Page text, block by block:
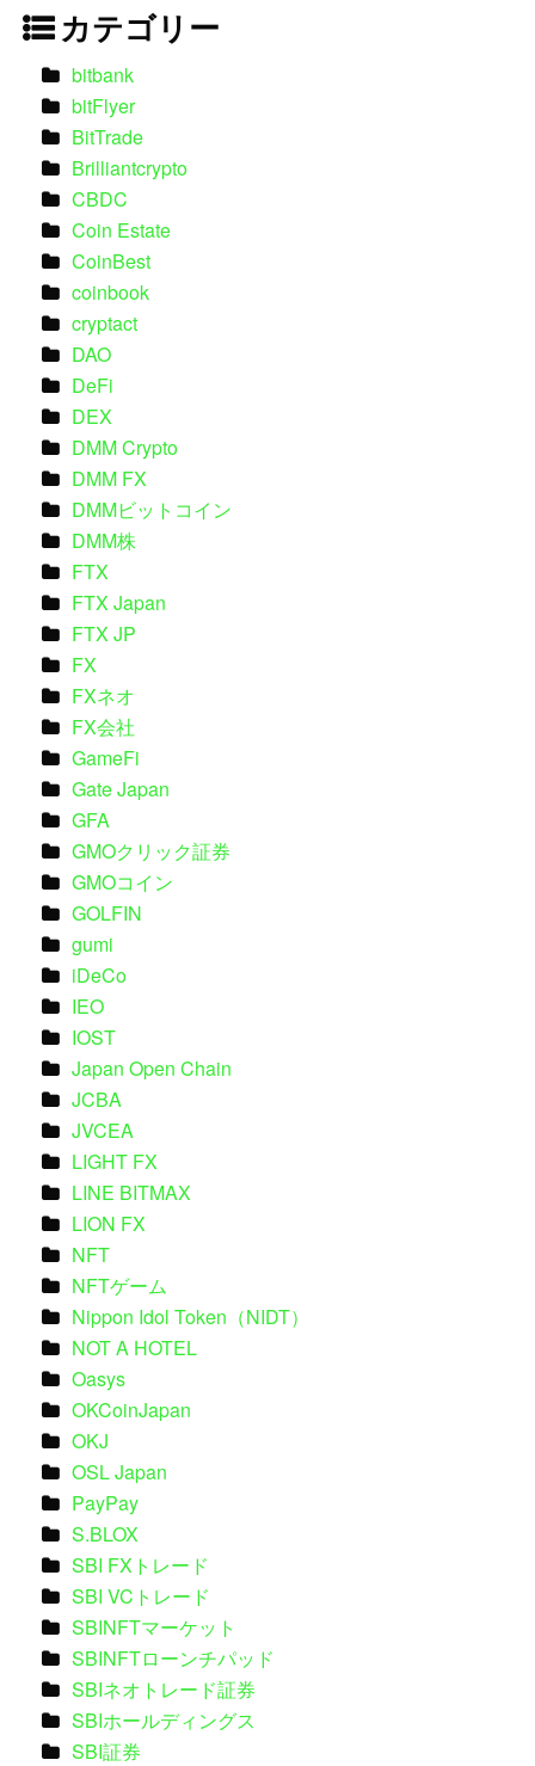
カテゴリー
bitbank
bitFlyer
BitTrade
Brilliantcrypto
CBDC
Coin Estate
CoinBest
coinbook
cryptact
DAO
DeFi
DEX
DMM Crypto
DMM FX
DMMビットコイン
DMM株
FTX
FTX Japan
FTX JP
FX
FXネオ
FX会社
GameFi
Gate Japan
GFA
GMOクリック証券
GMOコイン
GOLFIN
gumi
iDeCo
IEO
IOST
Japan Open Chain
JCBA
JVCEA
LIGHT FX
LINE BITMAX
LION FX
NFT
NFTゲーム
Nippon Idol Token（NIDT）
NOT A HOTEL
Oasys
OKCoinJapan
OKJ
OSL Japan
PayPay
S.BLOX
SBI FXトレード
SBI VCトレード
SBINFTマーケット
SBINFTローンチパッド
SBIネオトレード証券
SBIホールディングス
SBI証券